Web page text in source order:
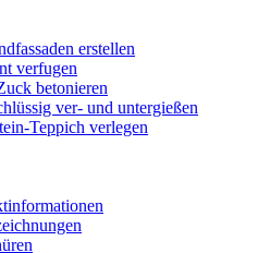
erstellen
verfugen
betonieren
ver- und untergießen
Teppich verlegen